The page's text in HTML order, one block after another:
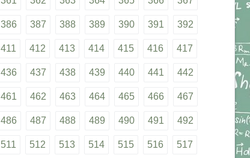
386 387 388 389 390 391 392
411 412 413 414 415 416 417
436 437 438 439 440 441 442
461 462 463 464 465 466 467
486 487 488 489 490 491 492
511 512 513 514 515 516 517